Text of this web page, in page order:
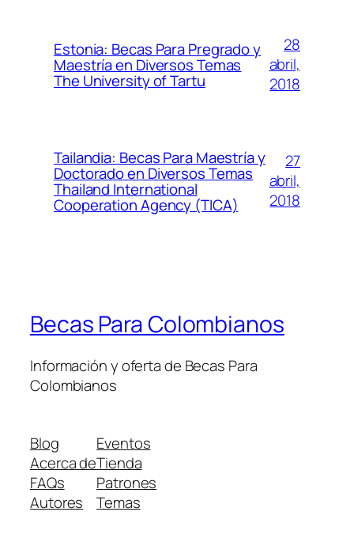
Estonia: Becas Para Pregrado y
Maestría en Diversos Temas
The University of Tartu
28
abril,
2018
Tailandia: Becas Para Maestría y
Doctorado en Diversos Temas
Thailand International
Cooperation Agency (TICA)
27
abril,
2018
Becas Para Colombianos
Información y oferta de Becas Para
Colombianos
Blog
Acerca de
FAQs
Autores
Eventos
Tienda
Patrones
Temas